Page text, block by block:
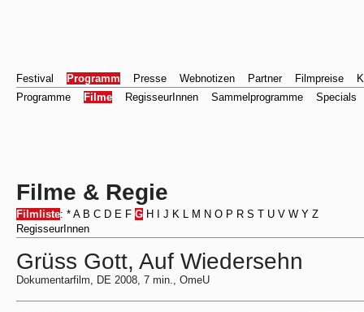
Festival Programm Presse Webnotizen Partner Filmpreise
Programme
Filme RegisseurInnen Sammelprogramme Specials
Filme & Regie
Filmliste: * A B C D E F G H J K L M N O P R S T U V W Y Z
RegisseurInnen
Grüss Gott, Auf Wiedersehn
Dokumentarfilm, DE 2008, 7 min., OmeU